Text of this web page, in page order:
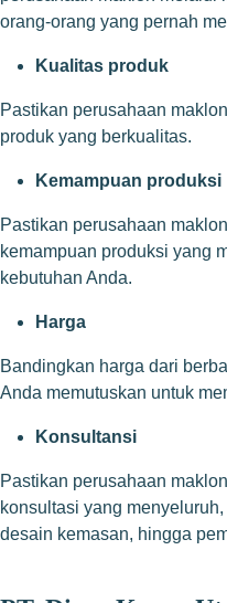
orang-orang yang pernah
Kualitas produk
Pastikan perusahaan
produk yang berkualitas.
Kemampuan produksi
Pastikan perusahaan
kemampuan produksi yang
kebutuhan Anda.
Harga
Bandingkan harga dari
Anda memutuskan untuk
Konsultansi
Pastikan perusahaan
konsultasi yang
desain kemasan, hingga